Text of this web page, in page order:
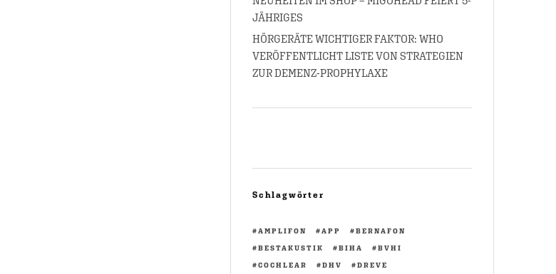
JÄHRIGES
HÖRGERÄTE WICHTIGER FAKTOR: WHO
VERÖFFENTLICHT LISTE VON STRATEGIEN
ZUR DEMENZ-PROPHYLAXE
Schlagwörter
AMPLIFON APP
BERNAFON
BESTAKUSTIK
BIHA
BVHI
COCHLEAR
DHV
DREVE